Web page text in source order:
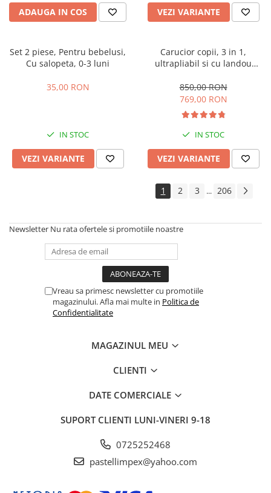
ADAUGA IN COS VEZI VARIANTE
Set 2 piese, Pentru bebelusi,
Cu salopeta, 0-3 luni
35,00 RON
IN STOC
VEZI VARIANTE
Carucior copii, 3 in 1,
ultrapliabil si cu landou
maner reglabil, negru
850,00 RON
769,00 RON
IN STOC
VEZI VARIANTE
1 2 3 ... 206
Newsletter Nu rata ofertele si promotiile noastre
Vreau sa primesc newsletter cu promotiile
magazinului. Afla mai multe in Politica de
Confidentialitate
MAGAZINUL MEU
CLIENTI
DATE COMERCIALE
SUPORT CLIENTI LUNI-VINERI 9-18
0725252468
pastellimpex@yahoo.com